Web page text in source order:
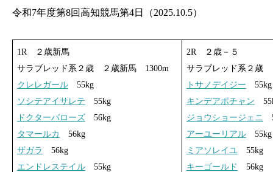
令和7年度第8回高知競馬第4日（2025.10.5）
1R ２歳新馬
サラブレッド系２歳 ２歳新馬 1300m
クレレガール55kg
ソシテアイサレテ 55kg
ドクターバローズ56kg
タマールカ
56kg
ザガラ
56kg
エンドレステイル55kg
2R ２歳－５
サラブレッド系２歳
トサノデイジー 55kg
キンデアポチャン
ジョウショージェニ
アーユーリアル55kg
ミアソレイユ55kg
キーゴールド
56kg